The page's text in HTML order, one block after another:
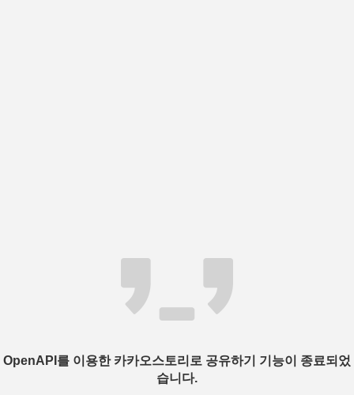
OpenAPI를 이용한 카카오스토리로 공유하기 기능이 종료되었
습니다.